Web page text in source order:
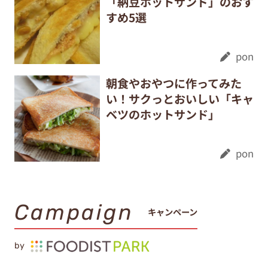
すめ5選
pon
朝食やおやつに作ってみた
い！サクっとおいしい「キャ
ベツのホットサンド」
pon
Campaign キャンペーン
by